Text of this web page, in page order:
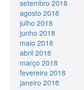
setembro 2018
agosto 2018
julho 2018
junho 2018
maio 2018
abril 2018
março 2018
fevereiro 2018
janeiro 2018